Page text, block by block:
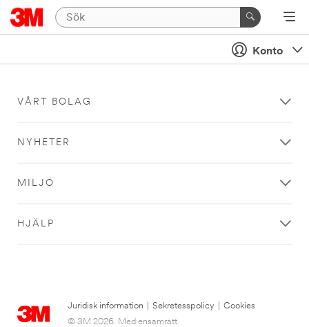
Konto
VÅRT BOLAG
NYHETER
MILJÖ
HJÄLP
Juridisk information Sekretesspolicy
Cookies
© 3M 2026. Med ensamrätt.